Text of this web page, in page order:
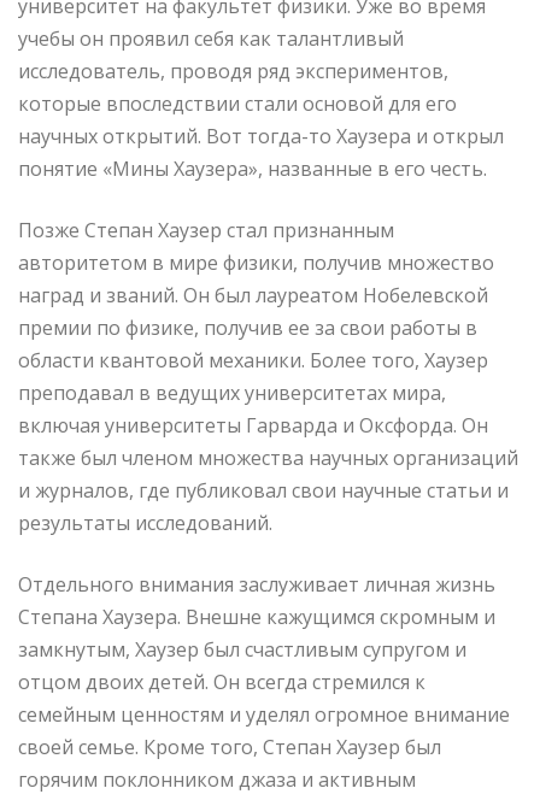
университет на факультет физики. Уже во время
учебы он проявил себя как талантливый
исследователь, проводя ряд экспериментов,
которые впоследствии стали основой для его
научных открытий. Вот тогда-то Хаузера и открыл
понятие «Мины Хаузера», названные в его честь.
Позже Степан Хаузер стал признанным
авторитетом в мире физики, получив множество
наград и званий. Он был лауреатом Нобелевской
премии по физике, получив ее за свои работы в
области квантовой механики. Более того, Хаузер
преподавал в ведущих университетах мира,
включая университеты Гарварда и Оксфорда. Он
также был членом множества научных организаций
и журналов, где публиковал свои научные статьи и
результаты исследований.
Отдельного внимания заслуживает личная жизнь
Степана Хаузера. Внешне кажущимся скромным и
замкнутым, Хаузер был счастливым супругом и
отцом двоих детей. Он всегда стремился к
семейным ценностям и уделял огромное внимание
своей семье. Кроме того, Степан Хаузер был
горячим поклонником джаза и активным